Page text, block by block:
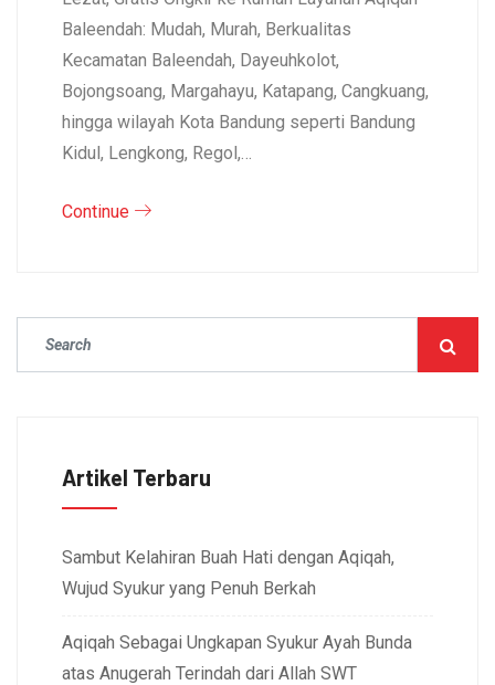
Baleendah: Mudah, Murah, Berkualitas
Kecamatan Baleendah, Dayeuhkolot,
Bojongsoang, Margahayu, Katapang, Cangkuang,
hingga wilayah Kota Bandung seperti Bandung
Kidul, Lengkong, Regol,…
Continue
Artikel Terbaru
Sambut Kelahiran Buah Hati dengan Aqiqah,
Wujud Syukur yang Penuh Berkah
Aqiqah Sebagai Ungkapan Syukur Ayah Bunda
atas Anugerah Terindah dari Allah SWT